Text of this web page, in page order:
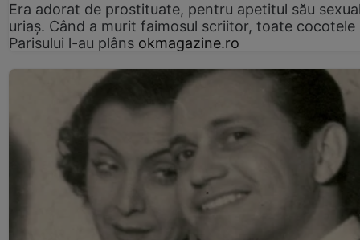
Era adorat de prostituate, pentru apetitul său
uriaș. Când a murit faimosul scriitor, toate cocotele
Parisului l-au plâns okmagazine.ro